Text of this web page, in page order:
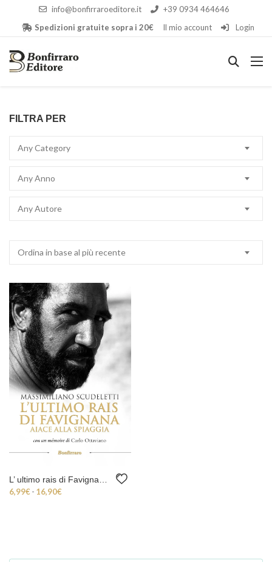
info@bonfirraroeditore.it
+39 0934 464646
Spedizioni gratuite sopra i 20€
Il mio account Login
FILTRA PER
Any Category
Any Anno
Any Autore
Ordina in base al più recente
6,99€- 16,90€